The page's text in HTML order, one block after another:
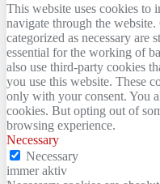
This website uses cookies to
navigate through the
categorized as necessary are
essential for the working of
also use third-party cookies
you use this website. These
only with your consent. You
cookies. But opting out of
browsing experience.
Necessary
Necessary
immer aktiv